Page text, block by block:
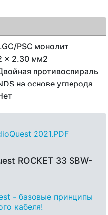
PSC монолит
x 2.30 мм2
противоспираль
на основе углерода
2021.PDF
ROCKET 33 SBW-
- базовые принципы
кабеля!